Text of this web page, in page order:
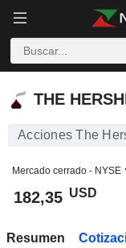
THE HERSHEY
THE
Acciones The
Mercado cerrado - NYSE
182,35 USD
Resumen